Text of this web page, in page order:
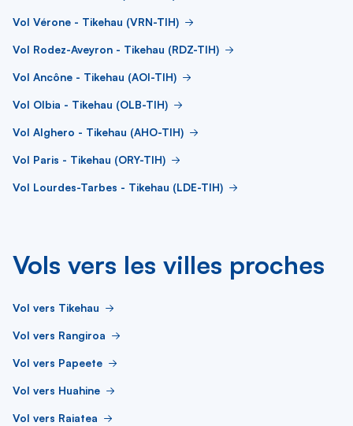
Vol Vérone - Tikehau (VRN-TIH)
Vol Rodez-Aveyron - Tikehau (RDZ-TIH)
Vol Ancône - Tikehau (AOI-TIH)
Vol Olbia - Tikehau (OLB-TIH)
Vol Alghero - Tikehau (AHO-TIH)
Vol Paris - Tikehau (ORY-TIH)
Vol Lourdes-Tarbes - Tikehau (LDE-TIH)
Vols vers les villes proches
Vol vers Tikehau
Vol vers Rangiroa
Vol vers Papeete
Vol vers Huahine
Vol vers Raiatea